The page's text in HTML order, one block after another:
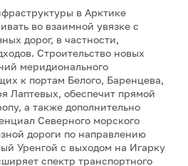
в Арктике
во взаимной увязке с
дорог, в частности,
Строительство новых
меридионального
к портам Белого, Баренцева,
Лаптевых, обеспечит прямой
а также дополнительно
Северного морского
дороги по направлению
Уренгой с выходом на Игарку
спектр транспортного